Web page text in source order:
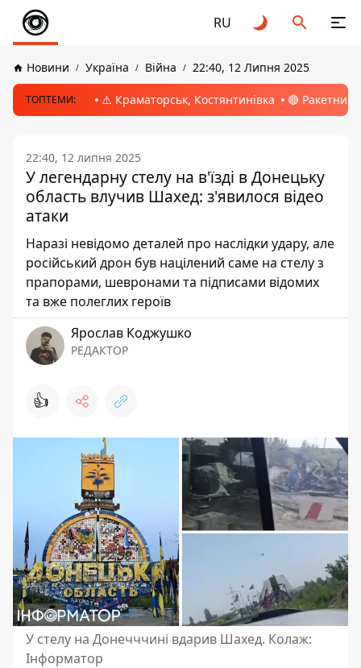
RU
Новини Україна Війна 22:40, 12 Липня 2025
ТОПТЕМИ: ⚠️ Краматорськ, Костянтинівка 🔴 Ракетний
22:40, 12 липня 2025
У легендарну стелу на в'їзді в Донецьку
область влучив Шахед: з'явилося відео
атаки
Наразі невідомо деталей про наслідки удару, але
російський дрон був націлений саме на стелу з
прапорами, шевронами та підписами відомих
та вже полеглих героїв
Ярослав Коджушко
РЕДАКТОР
👍
У стелу на Донечччині вдарив Шахед. Колаж:
Інформатор